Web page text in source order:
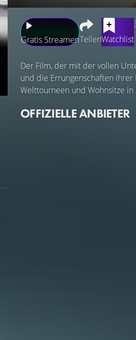
Gratis StreamenTeilenWatchlist
Der Film, der mit der vollen
und die Errungenschaften
Welttourneen und Wohnsitze in
OFFIZIELLE ANBIETER